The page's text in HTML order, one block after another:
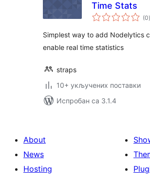
Time Stats
(0)
Simplest way to add Nodelytics
enable real time statistics
straps
10+ укључених поставки
Испробан са 3.1.4
About
News
Hosting